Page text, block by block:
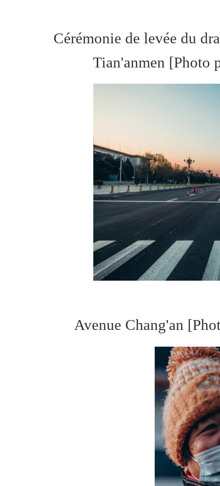
Cérémonie de levée du
Tian'anmen [Photo
Avenue Chang'an